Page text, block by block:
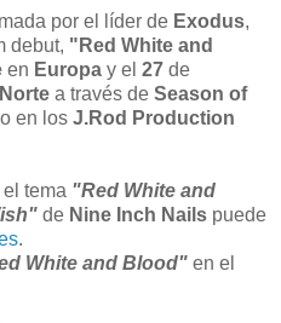
por el líder de Exodus,
debut, "Red White and
en Europa y el 27 de
a través de Season of
en los J.Rod Production
tema "Red White and
de Nine Inch Nails puede
.
White and Blood" en el